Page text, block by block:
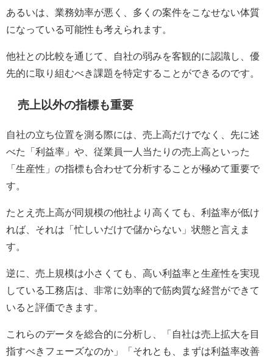
あるいは、業務効率が悪く、多くの案件をこなせない体質
になっている可能性も考えられます。
他社との比較を通じて、自社の弱みを客観的に認識し、優
先的に取り組むべき課題を特定することができるのです。
売上以外の指標も重要
自社の立ち位置を測る際には、売上高だけでなく、先に述
べた「利益率」や、従業員一人当たりの売上高といった
「生産性」の指標も合わせて分析することが極めて重要で
す。
たとえ売上高が同規模の他社より高くても、利益率が低け
れば、それは「忙しいだけで儲からない」状態と言えま
す。
逆に、売上規模は小さくても、高い利益率と生産性を実現
している工務店は、非常に効率的で筋肉質な経営ができて
いると評価できます。
これらのデータを総合的に分析し、「自社は売上拡大を目
指すべきフェーズなのか」「それとも、まずは利益率改善